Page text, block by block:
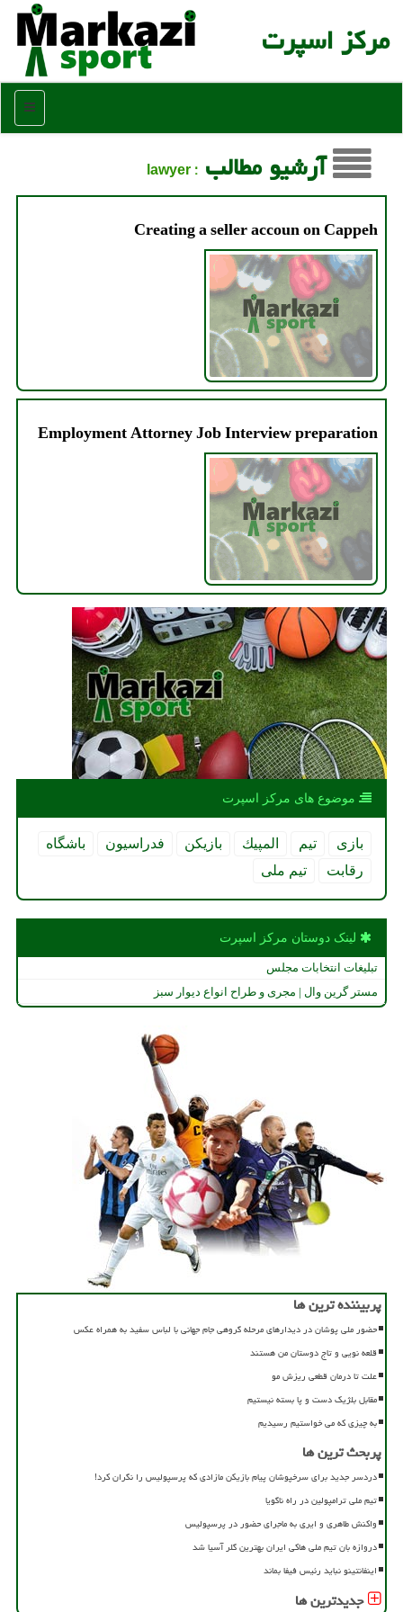
مركز اسپرت
منو
آرشیو مطالب : lawyer
Creating a seller accoun on Cappeh
Employment Attorney Job Interview preparation
موضوع های مركز اسپرت
بازی تیم المپیك بازیكن فدراسیون
باشگاه
رقابت
تیم ملی
لینک دوستان مركز اسپرت
تبلیغات انتخابات مجلس
مستر گرین وال | مجری و طراح انواع دیوار سبز
پربیننده ترین ها
حضور ملی پوشان در دیدارهای مرحله گروهی جام جهانی با لباس سفید به همراه عکس
قلعه نویی و تاج دوستان من هستند
علت تا درمان قطعی ریزش مو
مقابل بلژیک دست و پا بسته نیستیم
به چیزی که می خواستیم رسیدیم
پربحث ترین ها
دردسر جدید برای سرخپوشان پیام بازیکن مازادی که پرسپولیس را نگران کرد!
تیم ملی ترامپولین در راه ناگویا
واکنش طاهری و ایری به ماجرای حضور در پرسپولیس
دروازه بان تیم ملی هاکی ایران بهترین گلر آسیا شد
اینفانتینو نباید رئیس فیفا بماند
جدیدترین ها